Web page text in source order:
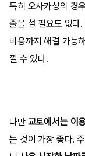
특히 오사카성의 경
줄을 설 필요도 없다
비용까지 해결 가능
낄 수 있다.
다만 교토에서는 이
는 것이 가장 좋다.